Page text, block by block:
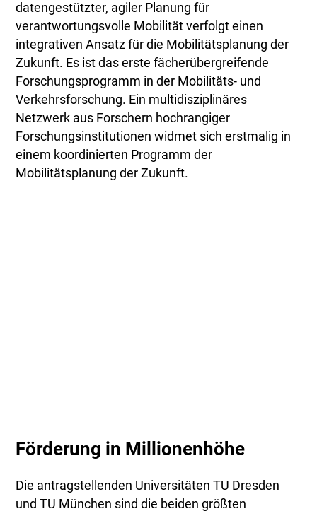
datengestützter, agiler Planung für
verantwortungsvolle Mobilität verfolgt einen
integrativen Ansatz für die Mobilitätsplanung der
Zukunft. Es ist das erste fächerübergreifende
Forschungsprogramm in der Mobilitäts- und
Verkehrsforschung. Ein multidisziplinäres
Netzwerk aus Forschern hochrangiger
Forschungsinstitutionen widmet sich erstmalig in
einem koordinierten Programm der
Mobilitätsplanung der Zukunft.
Förderung in Millionenhöhe
Die antragstellenden Universitäten TU Dresden
und TU München sind die beiden größten